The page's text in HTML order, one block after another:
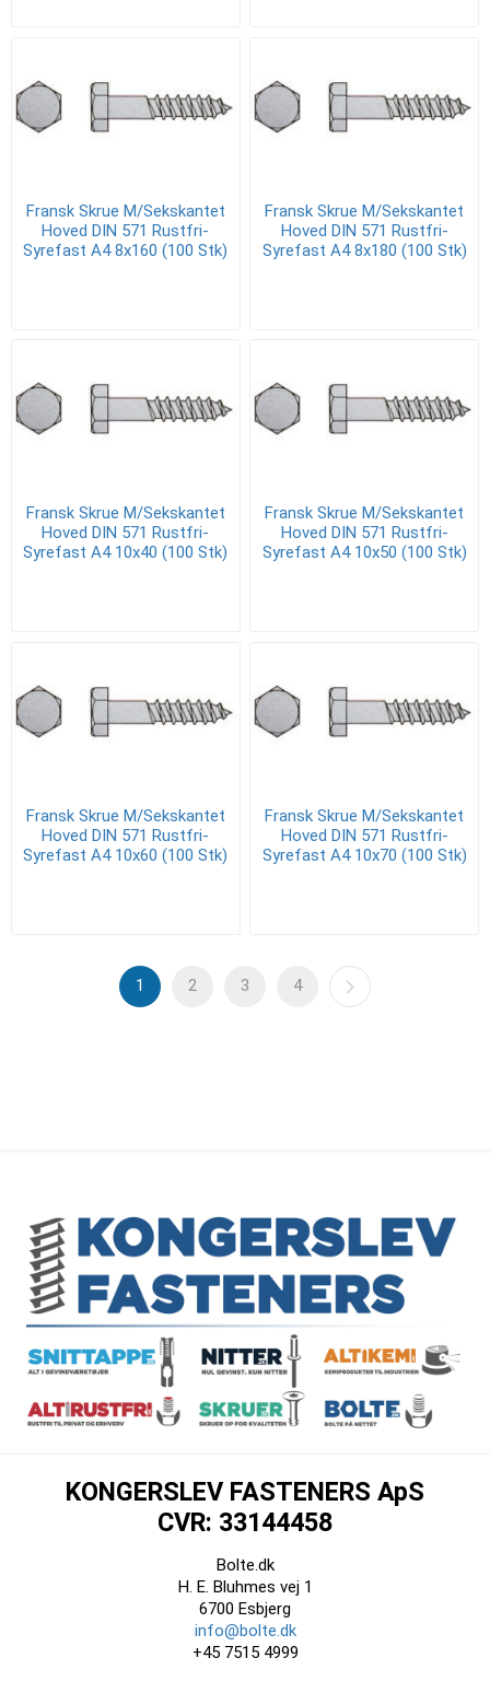
Fransk Skrue M/Sekskantet
Hoved DIN 571 Rustfri-
Syrefast A4 8x160 (100 Stk)
Fransk Skrue M/Sekskantet
Hoved DIN 571 Rustfri-
Syrefast A4 8x180 (100 Stk)
Fransk Skrue M/Sekskantet
Hoved DIN 571 Rustfri-
Syrefast A4 10x40 (100 Stk)
Fransk Skrue M/Sekskantet
Hoved DIN 571 Rustfri-
Syrefast A4 10x50 (100 Stk)
Fransk Skrue M/Sekskantet
Hoved DIN 571 Rustfri-
Syrefast A4 10x60 (100 Stk)
Fransk Skrue M/Sekskantet
Hoved DIN 571 Rustfri-
Syrefast A4 10x70 (100 Stk)
1 2 3 4
KONGERSLEV FASTENERS ApS
CVR: 33144458
Bolte.dk
H. E. Bluhmes vej 1
6700 Esbjerg
info@bolte.dk
+45 7515 4999